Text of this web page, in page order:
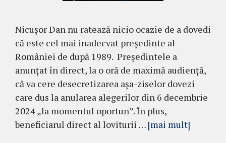
Nicușor Dan nu ratează nicio ocazie de a dovedi
că este cel mai inadecvat președinte al
României de după 1989. Președintele a
anunțat în direct, la o oră de maximă audiență,
că va cere desecretizarea așa-ziselor dovezi
care dus la anularea alegerilor din 6 decembrie
2024 „la momentul oportun”. În plus,
beneficiarul direct al loviturii … [mai mult]